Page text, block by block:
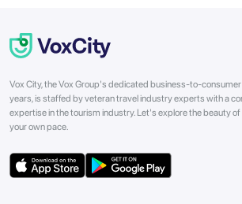
Vox City, the Vox Group's dedicated business-to-
years, is staffed by veteran travel industry experts with a
expertise in the tourism industry. Let's explore the beauty
your own pace.